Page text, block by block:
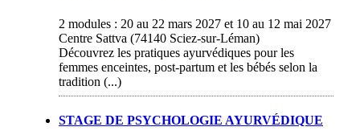
2 modules : 20 au 22 mars 2027 et 10 au 12 mai 2027
Centre Sattva (74140 Sciez-sur-Léman)
Découvrez les pratiques ayurvédiques pour les
femmes enceintes, post-partum et les bébés selon la
tradition (...)
STAGE DE PSYCHOLOGIE AYURVÉDIQUE